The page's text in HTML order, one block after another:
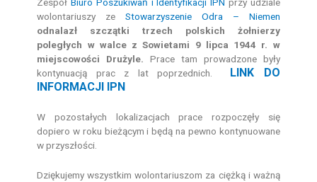
wolontariuszy zeStowarzyszenie Odra – Niemen
odnalazł szczątki trzech polskich żołnierzy
poległych w walce z Sowietami 9 lipca 1944 r. w
miejscowości Drużyle.Prace tam prowadzone były
kontynuacją prac z lat poprzednich. LINK DO
INFORMACJI IPN
W pozostałych lokalizacjach prace rozpoczęły się
dopiero w roku bieżącym i będą na pewno kontynuowane
w przyszłości.
Dziękujemy wszystkim wolontariuszom za ciężką i ważną